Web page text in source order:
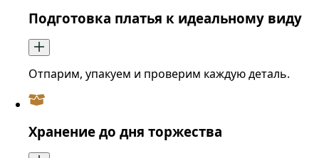
Подготовка платья к идеальному виду
Отпарим, упакуем и проверим каждую деталь.
Хранение до дня торжества